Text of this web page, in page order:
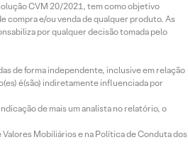
CVM 20/2021, tem como objetivo
compra e/ou venda de qualquer produto. As
por qualquer decisão tomada pelo
de forma independente, inclusive em relação
é(são) indiretamente influenciada por
de mais um analista no relatório, o
Mobiliários e na Política de Conduta dos